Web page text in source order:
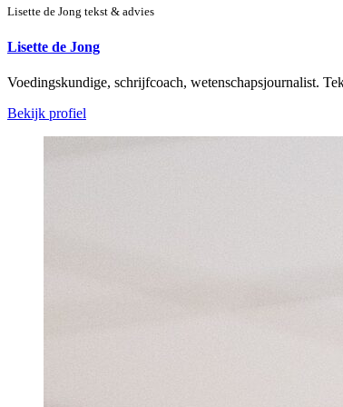
Lisette de Jong tekst & advies
Lisette de Jong
Voedingskundige, schrijfcoach, wetenschapsjournalist.
Bekijk profiel